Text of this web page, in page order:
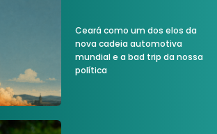
Ceará como um dos elos da
nova cadeia automotiva
mundial e a bad trip da nossa
política